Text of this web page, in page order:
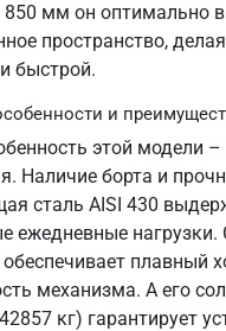
мм он оптимально
пространство,
быстрой.
и
этой модели
Наличие борта и
сталь AISI 430
ежедневные нагрузки.
плавный
механизма. А его
кг) гарантирует